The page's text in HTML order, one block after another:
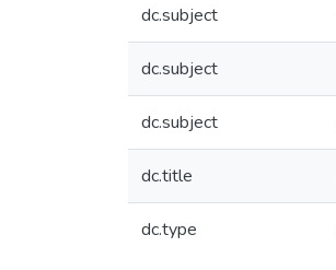
dc.subject
dc.subject
dc.subject
dc.title
dc.type